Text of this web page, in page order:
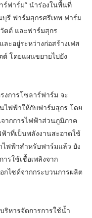
ร์ฟาร์ม” นำร่องในพื้นที่
รี ฟาร์มสุกรศรีเทพ ฟาร์ม
ตต์ และฟาร์มสุกร
ะอยู่ระหว่างก่อสร้างเฟส
ต์ โดยแผนขยายไปยัง
งการโซลาร์ฟาร์ม จะ
ไฟฟ้าให้กับฟาร์มสุกร โดย
ากการไฟฟ้าส่วนภูมิภาค
าที่เป็นพลังงานสะอาดใช้
ฟฟ้าสำหรับฟาร์มแล้ว ยัง
รใช้เชื้อเพลิงจาก
ไซด์จากกระบวนการผลิต
ริหารจัดการการใช้น้ำ